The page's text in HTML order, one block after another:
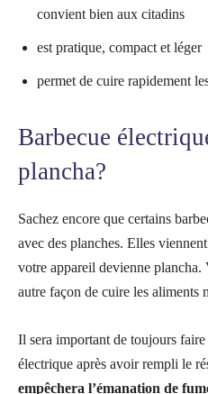
convient bien aux citadins
est pratique, compact et léger
permet de cuire rapidement
Barbecue
plancha?
Sachez encore que certains
avec des planches. Elles
votre appareil devienne plancha.
autre façon de cuire les aliments
Il sera important de toujours
électrique après avoir rempli le
empêchera l’émanation de